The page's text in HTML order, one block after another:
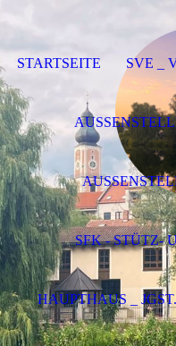
STARTSEITE SVE _
SFK - STÜTZ-
HAUPTHAUS _